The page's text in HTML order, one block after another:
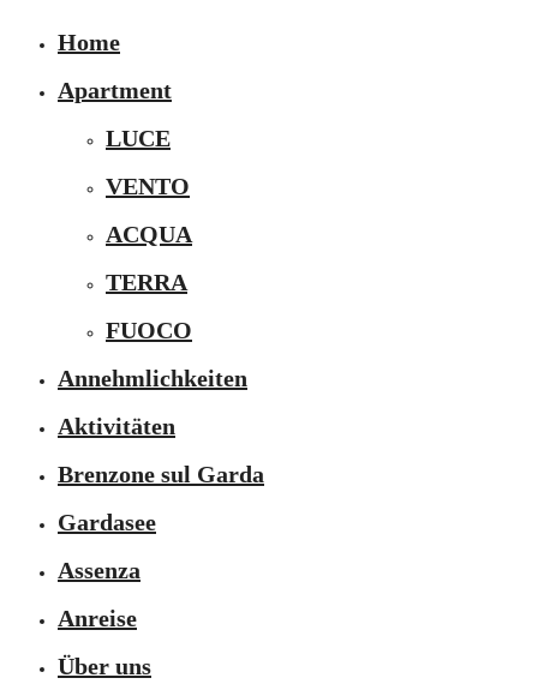
Home
Apartment
LUCE
VENTO
ACQUA
TERRA
FUOCO
Annehmlichkeiten
Aktivitäten
Brenzone sul Garda
Gardasee
Assenza
Anreise
Über uns